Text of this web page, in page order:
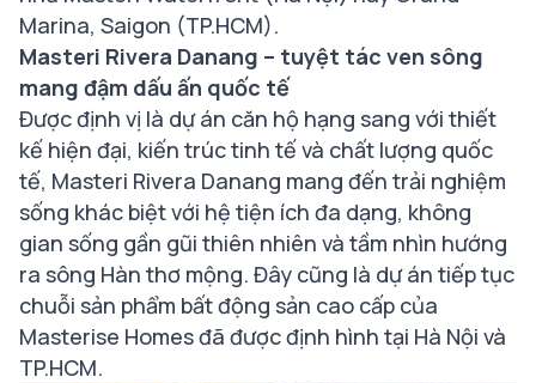
Marina, Saigon (TP.HCM).
Masteri Rivera Danang – tuyệt tác ven sông
mang đậm dấu ấn quốc tế
Được định vị là dự án căn hộ hạng sang với thiết
kế hiện đại, kiến trúc tinh tế và chất lượng quốc
tế, Masteri Rivera Danang mang đến trải nghiệm
sống khác biệt với hệ tiện ích đa dạng, không
gian sống gần gũi thiên nhiên và tầm nhìn hướng
ra sông Hàn thơ mộng. Đây cũng là dự án tiếp tục
chuỗi sản phẩm bất động sản cao cấp của
Masterise Homes đã được định hình tại Hà Nội và
TP.HCM.